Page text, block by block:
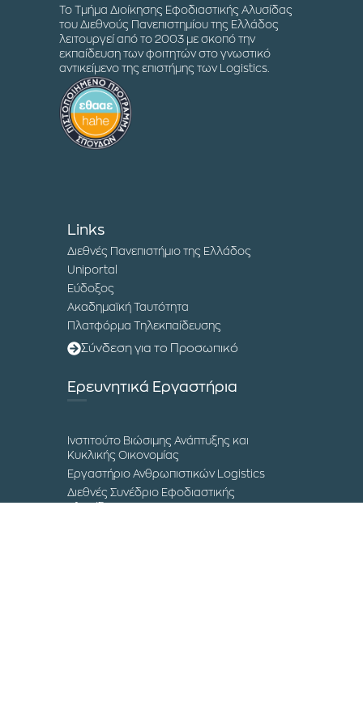
Το Τμήμα Διοίκησης Εφοδιαστικής Αλυσίδας
του Διεθνούς Πανεπιστημίου της Ελλάδος
λειτουργεί από το 2003 με σκοπό την
εκπαίδευση των φοιτητών στο γνωστικό
αντικείμενο της επιστήμης των Logistics.
Links
Διεθνές Πανεπιστήμιο της Ελλάδος
Uniportal
Εύδοξος
Ακαδημαϊκή Ταυτότητα
Πλατφόρμα Τηλεκπαίδευσης
Σύνδεση για το Προσωπικό
Ερευνητικά Εργαστήρια
Ινστιτούτο Βιώσιμης Ανάπτυξης και
Κυκλικής Οικονομίας
Εργαστήριο Ανθρωπιστικών Logistics
Διεθνές Συνέδριο Εφοδιαστικής